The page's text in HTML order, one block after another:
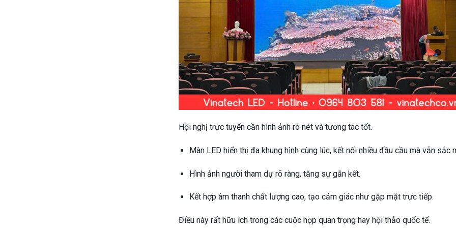
Hội nghị trực tuyến cần hình ảnh rõ nét và tương tác tốt.
Màn LED hiển thị đa khung hình cùng lúc, kết nối nhiều đầu cầu mà vẫn sắc
Hình ảnh người tham dự rõ ràng, tăng sự gắn kết.
Kết hợp âm thanh chất lượng cao, tạo cảm giác như gặp mặt trực tiếp.
Điều này rất hữu ích trong các cuộc họp quan trọng hay hội thảo quốc tế.